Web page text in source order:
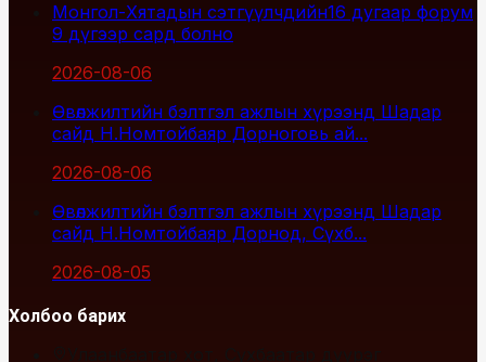
Монгол-Хятадын сэтгүүлчдийн16 дугаар форум
9 дүгээр сард болно
2026-08-06
Өвөлжилтийн бэлтгэл ажлын хүрээнд Шадар
сайд Н.Номтойбаяр Дорноговь ай...
2026-08-06
Өвөлжилтийн бэлтгэл ажлын хүрээнд Шадар
сайд Н.Номтойбаяр Дорнод, Сүхб...
2026-08-05
Холбоо барих